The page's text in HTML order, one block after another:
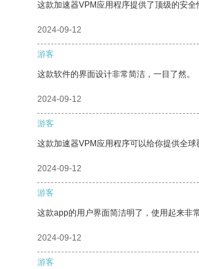
这款加速器VPM应用程序提供了顶级的安全
2024-09-12
游客
这款软件的界面设计非常简洁，一目了然。
2024-09-12
游客
这款加速器VPM应用程序可以给你提供全球
2024-09-12
游客
这款app的用户界面简洁明了，使用起来非
2024-09-12
游客